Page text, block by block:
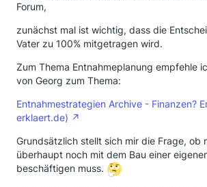
Forum,
zunächst mal ist wichtig, dass die
Vater zu 100% mitgetragen wird.
Zum Thema Entnahmeplanung empfehle
von Georg zum Thema:
Entnahmestrategien Archive - Finanzen?
erklaert.de)
Grundsätzlich stellt sich mir die Frage, ob
überhaupt noch mit dem Bau einer
beschäftigen muss.